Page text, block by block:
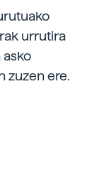
urrutira
asko
zuzen ere.